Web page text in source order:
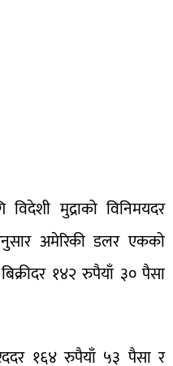
मुद्राको विनिमयदर
अमेरिकी डलर एकको
१४२ रुपैयाँ ३० पैसा
१६४ रुपैयाँ ५३ पैसा र